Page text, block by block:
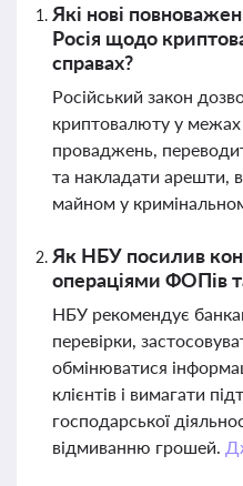
Які нові
Росія щодо
справах?
Російський закон
криптовалюту у межах
проваджень,
та накладати арешти,
майном у
Як НБУ посилив
операціями ФОПів
НБУ рекомендує
перевірки,
обмінюватися
клієнтів і вимагати
господарської
відмиванню грошей.